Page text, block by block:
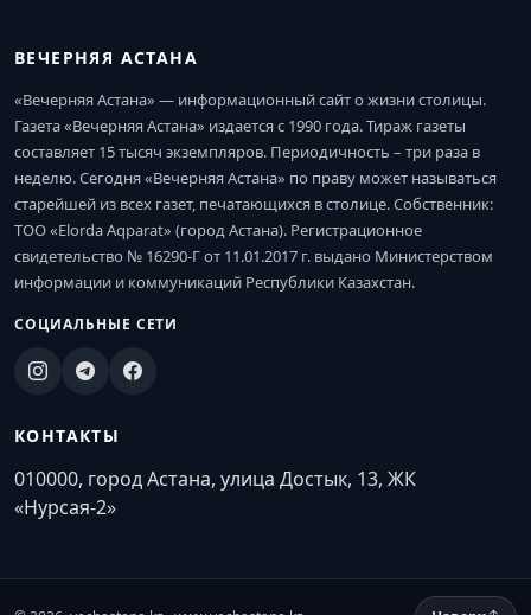
ВЕЧЕРНЯЯ АСТАНА
«Вечерняя Астана» — информационный сайт о жизни столицы.
Газета «Вечерняя Астана» издается с 1990 года. Тираж газеты
составляет 15 тысяч экземпляров. Периодичность – три раза в
неделю. Сегодня «Вечерняя Астана» по праву может называться
старейшей из всех газет, печатающихся в столице. Собственник:
ТОО «Elorda Aqparat» (город Астана). Регистрационное
свидетельство № 16290-Г от 11.01.2017 г. выдано Министерством
информации и коммуникаций Республики Казахстан.
СОЦИАЛЬНЫЕ СЕТИ
КОНТАКТЫ
010000, город Астана, улица Достык, 13, ЖК
«Нурсая-2»